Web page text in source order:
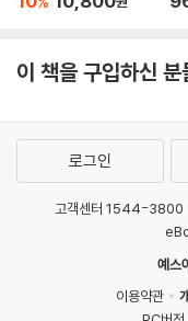
이 책을 구입하신
로그인
고객센터 1544-3800
예스
이용약관